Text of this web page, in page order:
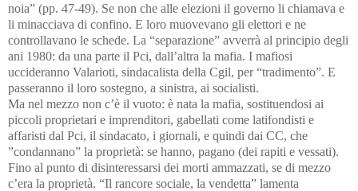
noia” (pp. 47-49). Se non che alle elezioni il governo li chiamava e
li minacciava di confino. E loro muovevano gli elettori e ne
controllavano le schede. La “separazione” avverrà al principio degli
ani 1980: da una parte il Pci, dall’altra la mafia. I mafiosi
uccideranno Valarioti, sindacalista della Cgil, per “tradimento”. E
passeranno il loro sostegno, a sinistra, ai socialisti.
Ma nel mezzo non c’è il vuoto: è nata la mafia, sostituendosi ai
piccoli proprietari e imprenditori, gabellati come latifondisti e
affaristi dal Pci, il sindacato, i giornali, e quindi dai CC, che
”condannano” la proprietà: se hanno, pagano (dei rapiti e vessati).
Fino al punto di disinteressarsi dei morti ammazzati, se di mezzo
c’era la proprietà. “Il rancore sociale, la vendetta” lamenta